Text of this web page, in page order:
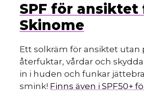
SPF för ansiktet
Skinome
Ett solkräm för ansiktet utan
återfuktar, vårdar och
in i huden och funkar
smink! Finns även i SPF50+